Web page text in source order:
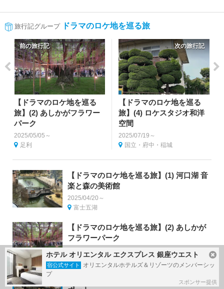
旅行記グループ ドラマのロケ地を巡る旅
前の旅行記
【ドラマのロケ地を巡る
旅】(2) あしかがフラワー
パーク
2025/05/05～
足利
次の旅行記
【ドラマのロケ地を巡る
旅】(4) ロケスタジオ和洋
空間
2025/07/19～
国立・府中・稲城
【ドラマのロケ地を巡る旅】(1) 河口湖 音
楽と森の美術館
2025/04/20～
富士五湖
【ドラマのロケ地を巡る旅】(2) あしかが
フラワーパーク
2025/05/05～
足利
【ドラマのロケ地を巡る旅】(3) 大森ベル
ホテル オリエンタル エクスプレス 銀座ウエスト
宿公式サイト
オリエンタルホテルズ＆リゾーツのメンバーシッ
プ
スポンサー提供